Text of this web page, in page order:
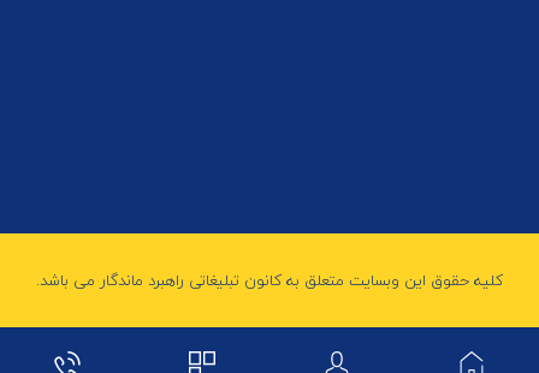
کلیه حقوق این وبسایت متعلق به کانون تبلیغاتی راهبرد ماندگار می باشد.